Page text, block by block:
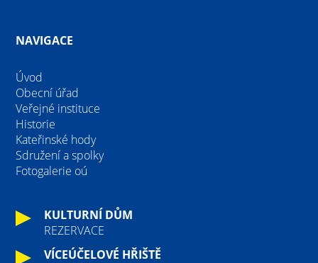
NAVIGACE
Úvod
Obecní úřad
Veřejné instituce
Historie
Kateřinské hody
Sdružení a spolky
Fotogalerie oú
KULTURNÍ DŮM
REZERVACE
VÍCEÚČELOVÉ HŘIŠTĚ